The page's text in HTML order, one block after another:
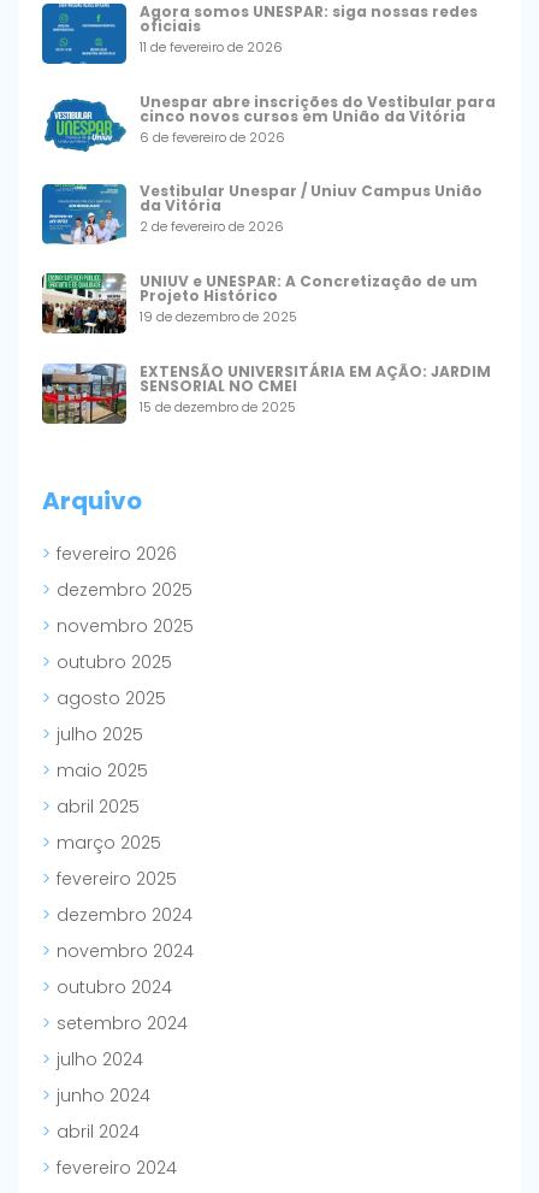
Agora somos UNESPAR: siga nossas redes
oficiais
11 de fevereiro de 2026
Unespar abre inscrições do Vestibular para
cinco novos cursos em União da Vitória
6 de fevereiro de 2026
Vestibular Unespar / Uniuv Campus União
da Vitória
2 de fevereiro de 2026
UNIUV e UNESPAR: A Concretização de um
Projeto Histórico
19 de dezembro de 2025
EXTENSÃO UNIVERSITÁRIA EM AÇÃO: JARDIM
SENSORIAL NO CMEI
15 de dezembro de 2025
Arquivo
fevereiro 2026
dezembro 2025
novembro 2025
outubro 2025
agosto 2025
julho 2025
maio 2025
abril 2025
março 2025
fevereiro 2025
dezembro 2024
novembro 2024
outubro 2024
setembro 2024
julho 2024
junho 2024
abril 2024
fevereiro 2024